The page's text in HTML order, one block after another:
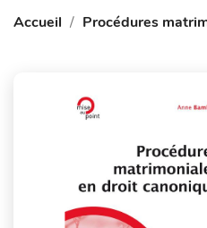
Accueil Procédures